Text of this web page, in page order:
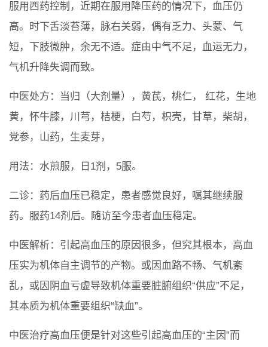
服用西药控制，近期在服用降压药的情况下，血压仍
高。时下舌淡苔薄，脉右关弱，偶有乏力、头蒙、气
短，下肢微肿，余无不适。症由中气不足，血运无力，
气机升降失调而致。
中医处方：当归（大剂量），黄芪，桃仁， 红花，生地
黄，怀牛膝，川芎，桔梗，白芍，枳壳，甘草，柴胡，
党参，山药，生麦芽，
用法：水煎服，日1剂，5服。
二诊：药后血压已稳定，患者感觉良好，嘱其继续服
药。服药14剂后。随访至今患者血压稳定。
中医解析：引起高血压的原因很多，但究其根本，高血
压实为机体自主调节的产物。或因血路不畅、气机紊
乱，或因阴血亏虚导致机体重要脏腑组织“供应”不足，
其本质为机体重要组织“缺血”。
中医治疗高血压便是针对这些引起高血压的“主因”而